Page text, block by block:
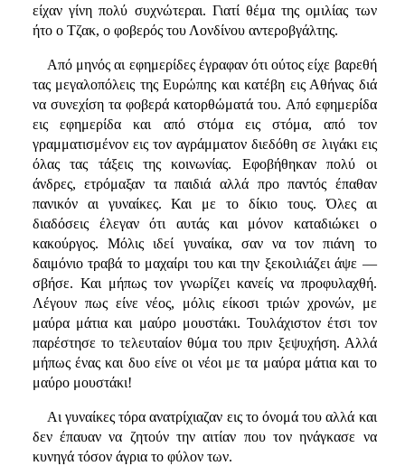
είχαν γίνη πολύ συχνώτεραι. Γιατί θέμα της ομιλίας των
ήτο ο Τζακ, ο φοβερός του Λονδίνου αντεροβγάλτης.
Από μηνός αι εφημερίδες έγραφαν ότι ούτος είχε βαρεθή
τας μεγαλοπόλεις της Ευρώπης και κατέβη εις Αθήνας διά
να συνεχίση τα φοβερά κατορθώματά του. Από εφημερίδα
εις εφημερίδα και από στόμα εις στόμα, από τον
γραμματισμένον εις τον αγράμματον διεδόθη σε λιγάκι εις
όλας τας τάξεις της κοινωνίας. Εφοβήθηκαν πολύ οι
άνδρες, ετρόμαξαν τα παιδιά αλλά προ παντός έπαθαν
πανικόν αι γυναίκες. Και με το δίκιο τους. Όλες αι
διαδόσεις έλεγαν ότι αυτάς και μόνον καταδιώκει ο
κακούργος. Μόλις ιδεί γυναίκα, σαν να τον πιάνη το
δαιμόνιο τραβά το μαχαίρι του και την ξεκοιλιάζει άψε —
σβήσε. Και μήπως τον γνωρίζει κανείς να προφυλαχθή.
Λέγουν πως είνε νέος, μόλις είκοσι τριών χρονών, με
μαύρα μάτια και μαύρο μουστάκι. Τουλάχιστον έτσι τον
παρέστησε το τελευταίον θύμα του πριν ξεψυχήση. Αλλά
μήπως ένας και δυο είνε οι νέοι με τα μαύρα μάτια και το
μαύρο μουστάκι!
Αι γυναίκες τόρα ανατρίχιαζαν εις το όνομά του αλλά και
δεν έπαυαν να ζητούν την αιτίαν που τον ηνάγκασε να
κυνηγά τόσον άγρια το φύλον των.